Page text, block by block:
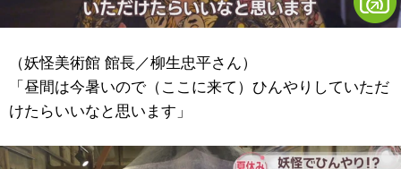
（妖怪美術館 館長／柳生忠平さん）
「昼間は今暑いので（ここに来て）ひんやりしていただ
けたらいいなと思います」